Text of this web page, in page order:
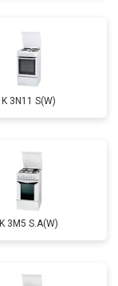
K 3N11 S(W)
K 3M5 S.A(W)